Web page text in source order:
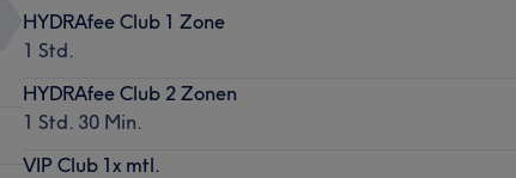
HYDRAfee Club 1 Zone
1 Std.
HYDRAfee Club 2 Zonen
1 Std. 30 Min.
VIP Club 1x mtl.